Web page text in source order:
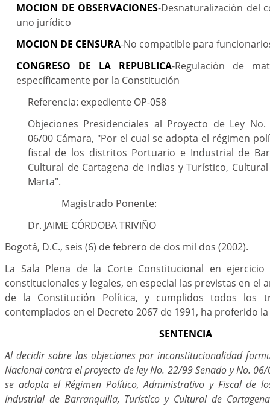
MOCION DE OBSERVACIONES-Desnaturalización del
uno jurídico
MOCION DE CENSURA-No compatible para
CONGRESO DE LA REPUBLICA-Regulación de
específicamente por la Constitución
Referencia: expediente OP-058
Objeciones Presidenciales al Proyecto de Ley
06/00 Cámara, "Por el cual se adopta el régimen
fiscal de los distritos Portuario e Industrial de
Cultural de Cartagena de Indias y Turístico,
Marta".
Magistrado Ponente:
Dr. JAIME CÓRDOBA TRIVIÑO
Bogotá, D.C., seis (6) de febrero de dos mil dos (2002).
La Sala Plena de la Corte Constitucional en
constitucionales y legales, en especial las previstas en el
de la Constitución Política, y cumplidos todos los
contemplados en el Decreto 2067 de 1991, ha proferido
SENTENCIA
Al decidir sobre las objeciones por inconstitucionalidad
Nacional contra el proyecto de ley No. 22/99 Senado y No.
se adopta el Régimen Político, Administrativo y Fiscal de
Industrial de Barranquilla, Turístico y Cultural de